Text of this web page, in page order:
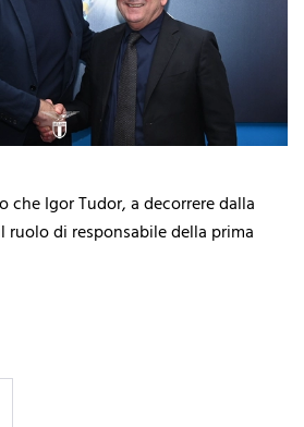
che Igor Tudor, a decorrere dalla
ruolo di responsabile della prima